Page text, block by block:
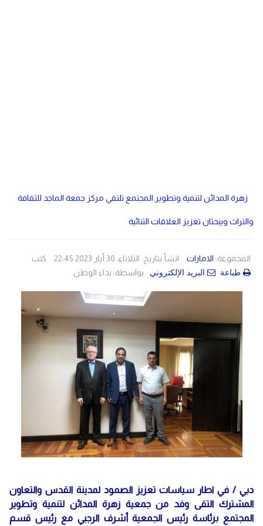
زهرة المدائن لتنمية وتطوير المجتمع تلتقي مركز جمعة الماجد للثقافة
والتراث ويبحثان تعزيز العلاقات الثنائية
المجموعة: الامارات انشأ بتاريخ: الثلاثاء، 30 أيار 2023 22:45
كتب
بواسطة: نداء الوطن طباعة البريد الإلكتروني
دبي / في اطار سياسات تعزيز الصمود لمدينة القدس والتعاون
المشترك التقى وفد من جمعية زهرة المدائن لتنمية وتطوير
المجتمع برئاسة رئيس الجمعية أشرف الرجبي مع رئيس قسم